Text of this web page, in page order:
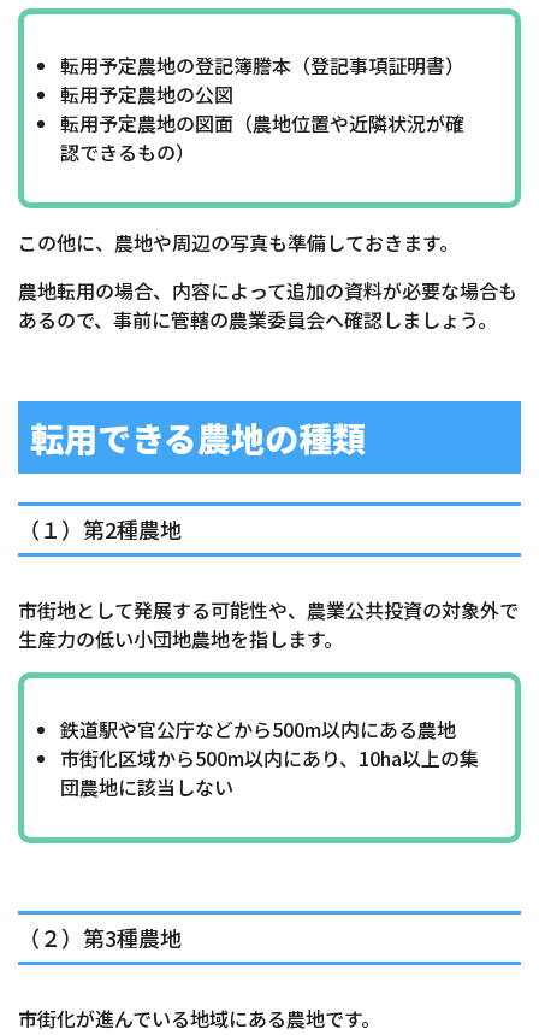
転用予定農地の登記簿謄本（登記事項証明書）
転用予定農地の公図
転用予定農地の図面（農地位置や近隣状況が確
認できるもの）
この他に、農地や周辺の写真も準備しておきます。
農地転用の場合、内容によって追加の資料が必要な場合も
あるので、事前に管轄の農業委員会へ確認しましょう。
転用できる農地の種類
（１）第2種農地
市街地として発展する可能性や、農業公共投資の対象外で
生産力の低い小団地農地を指します。
鉄道駅や官公庁などから500m以内にある農地
市街化区域から500m以内にあり、10ha以上の集
団農地に該当しない
（２）第3種農地
市街化が進んでいる地域にある農地です。